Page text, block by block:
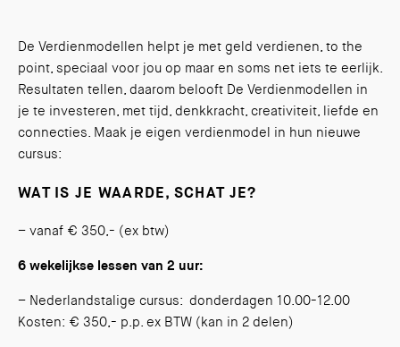
De Verdienmodellen helpt je met geld verdienen, to the
point, speciaal voor jou op maar en soms net iets te eerlijk.
Resultaten tellen, daarom belooft De Verdienmodellen in
je te investeren, met tijd, denkkracht, creativiteit, liefde en
connecties. Maak je eigen verdienmodel in hun nieuwe
cursus:
WAT IS JE WAARDE, SCHAT JE?
– vanaf € 350,- (ex btw)
6 wekelijkse lessen van 2 uur:
– Nederlandstalige cursus: donderdagen 10.00-12.00
Kosten: € 350,- p.p. ex BTW (kan in 2 delen)